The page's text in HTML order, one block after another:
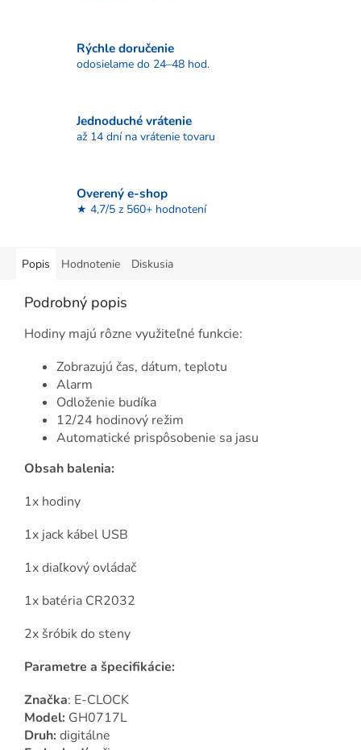
Rýchle doručenie
odosielame do 24–48 hod.
Jednoduché vrátenie
až 14 dní na vrátenie tovaru
Overený e-shop
★ 4,7/5 z 560+ hodnotení
Popis Hodnotenie Diskusia
Podrobný popis
Hodiny majú rôzne využiteľné funkcie:
Zobrazujú čas, dátum, teplotu
Alarm
Odloženie budíka
12/24 hodinový režim
Automatické prispôsobenie sa jasu
Obsah balenia:
1x hodiny
1x jack kábel USB
1x diaľkový ovládač
1x batéria CR2032
2x šróbik do steny
Parametre a špecifikácie:
Značka: E-CLOCK
Model: GH0717L
Druh: digitálne